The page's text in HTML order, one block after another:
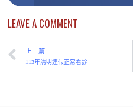
LEAVE A COMMENT
上一篇
113年清明連假正常看診